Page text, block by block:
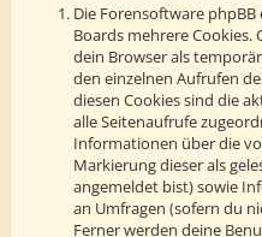
Die Forensoftware
Boards mehrere Cookies.
dein Browser als
den einzelnen Aufrufen
diesen Cookies sind die
alle Seitenaufrufe
Informationen über die
Markierung dieser als
angemeldet bist) sowie
an Umfragen (sofern du
Ferner werden deine